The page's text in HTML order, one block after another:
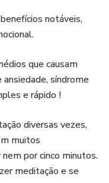
simples e fácil,
para sua vida toda.
notáveis,
que causam
síndrome
e rápido !
diversas vezes,
muitos
por cinco minutos.
meditação e se